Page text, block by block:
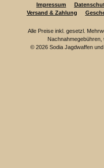
Impressum
Versand & Zahlung
Alle Preise inkl. gesetzl.
Nachnahmegebühren,
© 2026 Sodia Jagdwaffen